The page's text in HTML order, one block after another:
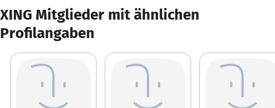
XING Mitglieder mit ähnlichen
Profilangaben